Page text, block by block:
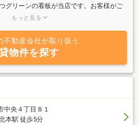
グリーンの看板が当店です。お客様がご
す。賃貸・売買・注文住宅・リフォー
ます。・アパート復活！入居率アップの
ションもお任せください。【売買】・新
土地 多数取り揃えております。・
・注文住宅、リフォームなどもご相談く
さい！住まいの不安を解消できるように
、お客様のご来店を心よりお待ちしてお
もっと見る
不動産会社が取り扱う
物件を探す
中央４丁目８１
本駅 徒歩5分